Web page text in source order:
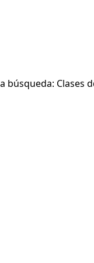
búsqueda: Clases